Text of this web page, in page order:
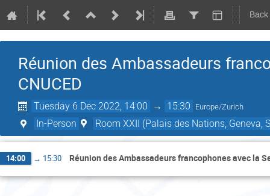
Réunion des Ambassadeurs
CNUCED
Tuesday 6 Dec 2022, 14:00 → 15:30 Europe/Zurich
In-Person Room XXII (Palais des Nations, Geneva,
14:00 → 15:30 Réunion des Ambassadeurs francophones avec la